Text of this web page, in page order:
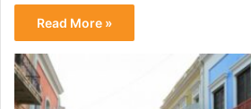
Read More »